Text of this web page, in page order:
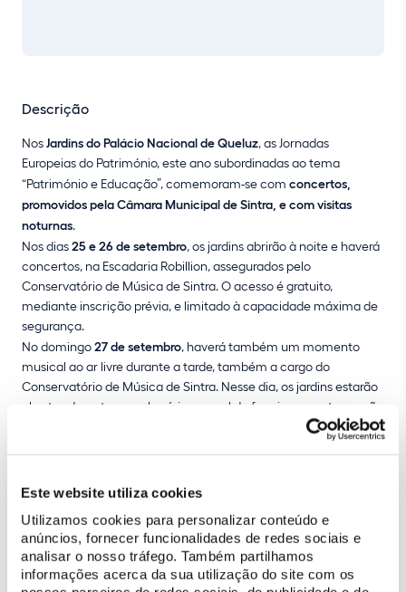
Este website utiliza cookies
Utilizamos cookies para personalizar conteúdo e
anúncios, fornecer funcionalidades de redes sociais e
analisar o nosso tráfego. Também partilhamos
informações acerca da sua utilização do site com os
Descrição
Nos Jardins do Palácio Nacional de Queluz, as Jornadas
Europeias do Património, este ano subordinadas ao tema
“Património e Educação”, comemoram-se com concertos,
promovidos pela Câmara Municipal de Sintra, e com visitas
noturnas.
Nos dias25 e 26 de setembro, os jardins abrirão à noite e haverá
concertos, na Escadaria Robillion, assegurados pelo
Conservatório de Música de Sintra. O acesso é gratuito,
mediante inscrição prévia, e limitado à capacidade máxima de
segurança.
No domingo27 de setembro, haverá também um momento
musical ao ar livre durante a tarde, também a cargo do
Conservatório de Música de Sintra. Nesse dia, os jardins estarão
abertos durante o seu horário normal de funcionamento e serão
Programa
25 de setembro
20h00: Abertura noturna dos Jardins
21h00 e 22h00: Concertos pelo Duo de Guitarras